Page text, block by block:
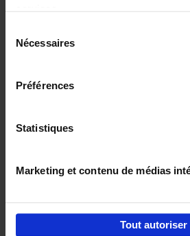
Nécessaires
Préférences
Statistiques
Marketing et contenu de médias
Tout autoriser
Digital
completely